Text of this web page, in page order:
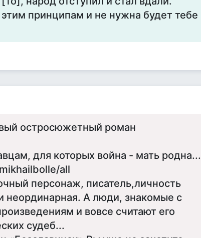
принципам и не нужна будет тебе
остросюжетный роман
для которых война - мать родна...
all
персонаж, писатель,личность
неординарная. А люди, знакомые с
и вовсе считают его
судеб...